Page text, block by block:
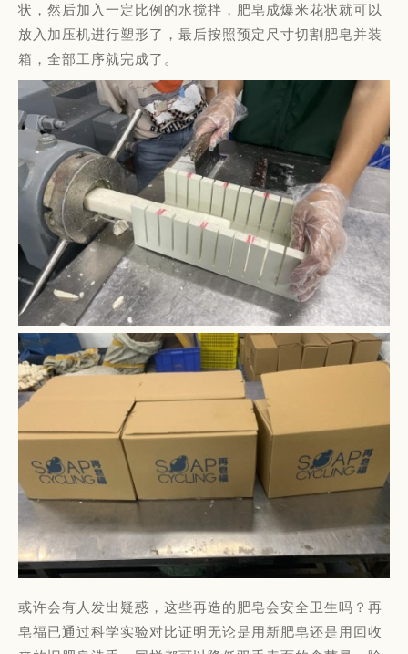
状，然后加入一定比例的水搅拌，肥皂成爆米花状就可以
放入加压机进行塑形了，最后按照预定尺寸切割肥皂并装
箱，全部工序就完成了。
或许会有人发出疑惑，这些再造的肥皂会安全卫生吗？再
皂福已通过科学实验对比证明无论是用新肥皂还是用回收